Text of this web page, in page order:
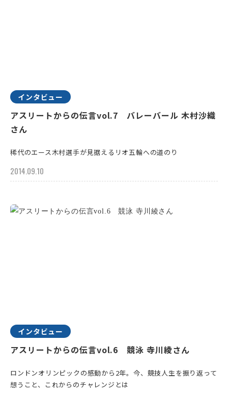
インタビュー
アスリートからの伝言vol.7 バレーバール 木村沙織
さん
稀代のエース木村選手が見据えるリオ五輪への道のり
2014.09.10
インタビュー
アスリートからの伝言vol.6 競泳 寺川綾さん
ロンドンオリンピックの感動から2年。今、競技人生を振り返って
想うこと、これからのチャレンジとは